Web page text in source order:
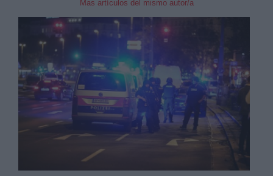
Mas artículos del mismo autor/a